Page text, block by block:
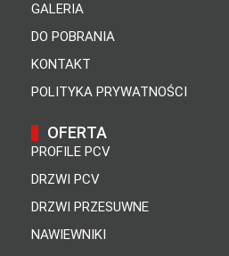
GALERIA
DO POBRANIA
KONTAKT
POLITYKA PRYWATNOŚCI
OFERTA
PROFILE PCV
DRZWI PCV
DRZWI PRZESUWNE
NAWIEWNIKI